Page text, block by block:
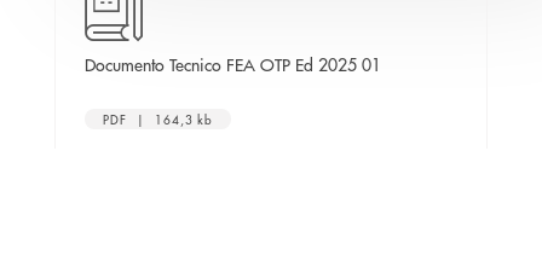
Documento Tecnico FEA OTP Ed 2025 01
PDF | 164,3 kb